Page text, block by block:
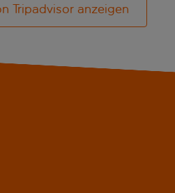
Tripadvisor anzeigen